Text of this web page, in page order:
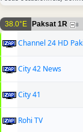
38.0°E Paksat 1R 8
Channel 24 HD
City 42 News
City 41
Rohi TV